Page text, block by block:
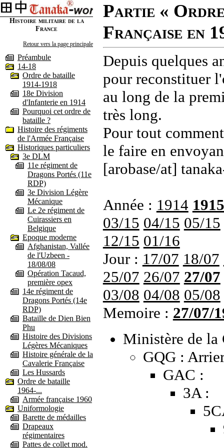
Histoire militaire de la
France
Retour vers la page principale
Préambule
14-18
Ordre de bataille
1914-1918
18e Division
d'Infanterie en 1914
Pourquoi cet ordre de
bataille ?
Histoire des régiments
de l'Armée Française
Historiques particuliers
3e DLM
11e régiment de
Dragons Portés (11e
RDP)
3e Division Légère
Mécanique
Le 2e régiment de
Cuirassiers en
Belgique
Epoque moderne
Afghanistan, Vallée
de l'Uzbeen -
18/08/08
Opération Tacaud,
première opex
14e régiment de
Dragons Portés (14e
RDP)
Bataille de Dien Bien
Phu
Histoire des Divisions
Légères Mécaniques
Histoire générale de la
Cavalerie Française
Les Hussards
Ordre de bataille
1964-...
Armée française 1960
Uniformologie
Barette de médailles
Drapeaux
régimentaires
Pattes de collet mod.
Partie «
Française en
Depuis quelques
pour reconstituer
au long de la
très long.
Pour tout
le faire en
[arobase/at]
Année : 1914 1915
03/15 04/15 05/15
12/15 01/16
Jour : 17/07 18/07
25/07 26/07 27/07
03/08 04/08 05/08
Memoire : 27/07/
Ministère de la
GQG :
GAC :
3A :